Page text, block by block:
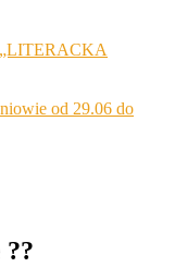
od 29.06 do